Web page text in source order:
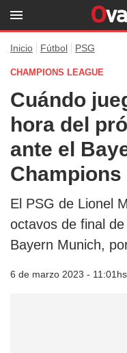
Inicio Fútbol PSG
CHAMPIONS LEAGUE
Cuándo
hora del
ante el
Champions
El PSG de Lionel
octavos de final
Bayern Munich,
6 de marzo 2023 - 11:01hs